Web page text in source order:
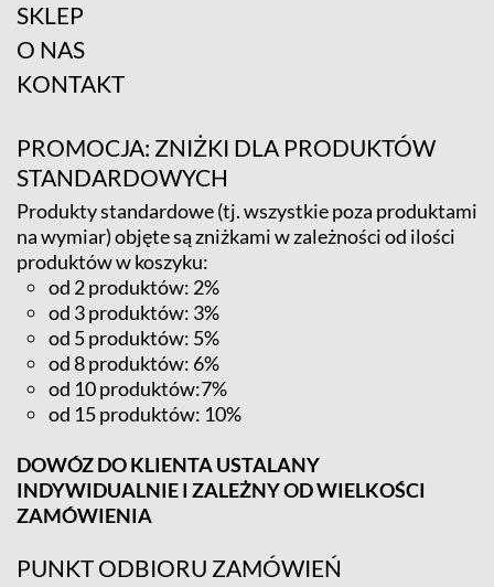
SKLEP
O NAS
KONTAKT
PROMOCJA: ZNIŻKI DLA PRODUKTÓW
STANDARDOWYCH
Produkty standardowe (tj. wszystkie poza produktami
na wymiar) objęte są zniżkami w zależności od ilości
produktów w koszyku:
od 2 produktów: 2%
od 3 produktów: 3%
od 5 produktów: 5%
od 8 produktów: 6%
od 10 produktów:7%
od 15 produktów: 10%
DOWÓZ DO KLIENTA USTALANY
INDYWIDUALNIE I ZALEŻNY OD WIELKOŚCI
ZAMÓWIENIA
PUNKT ODBIORU ZAMÓWIEŃ